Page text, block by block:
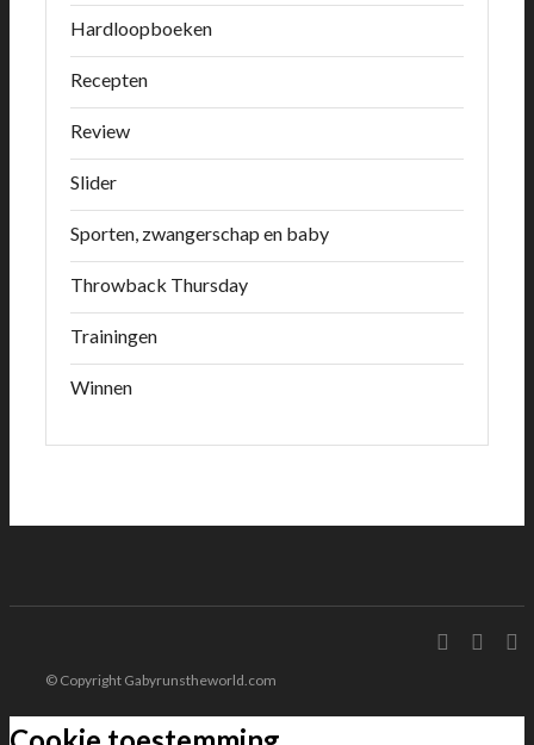
Hardloopboeken
Recepten
Review
Slider
Sporten, zwangerschap en baby
Throwback Thursday
Trainingen
Winnen
© Copyright Gabyrunstheworld.com